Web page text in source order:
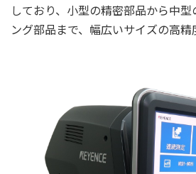
しており、小型の精密部品から中
ング部品まで、幅広いサイズの高精